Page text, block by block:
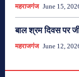
महराजगंज June 15,
बाल श्रम दिवस पर
महराजगंज June 12,